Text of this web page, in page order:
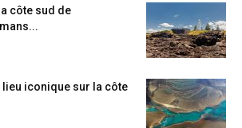
côte sud de
lieu iconique sur la côte